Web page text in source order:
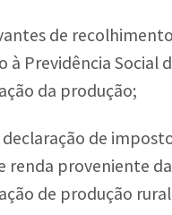
de
à Previdência Social
da produção;
de
renda proveniente da
de produção